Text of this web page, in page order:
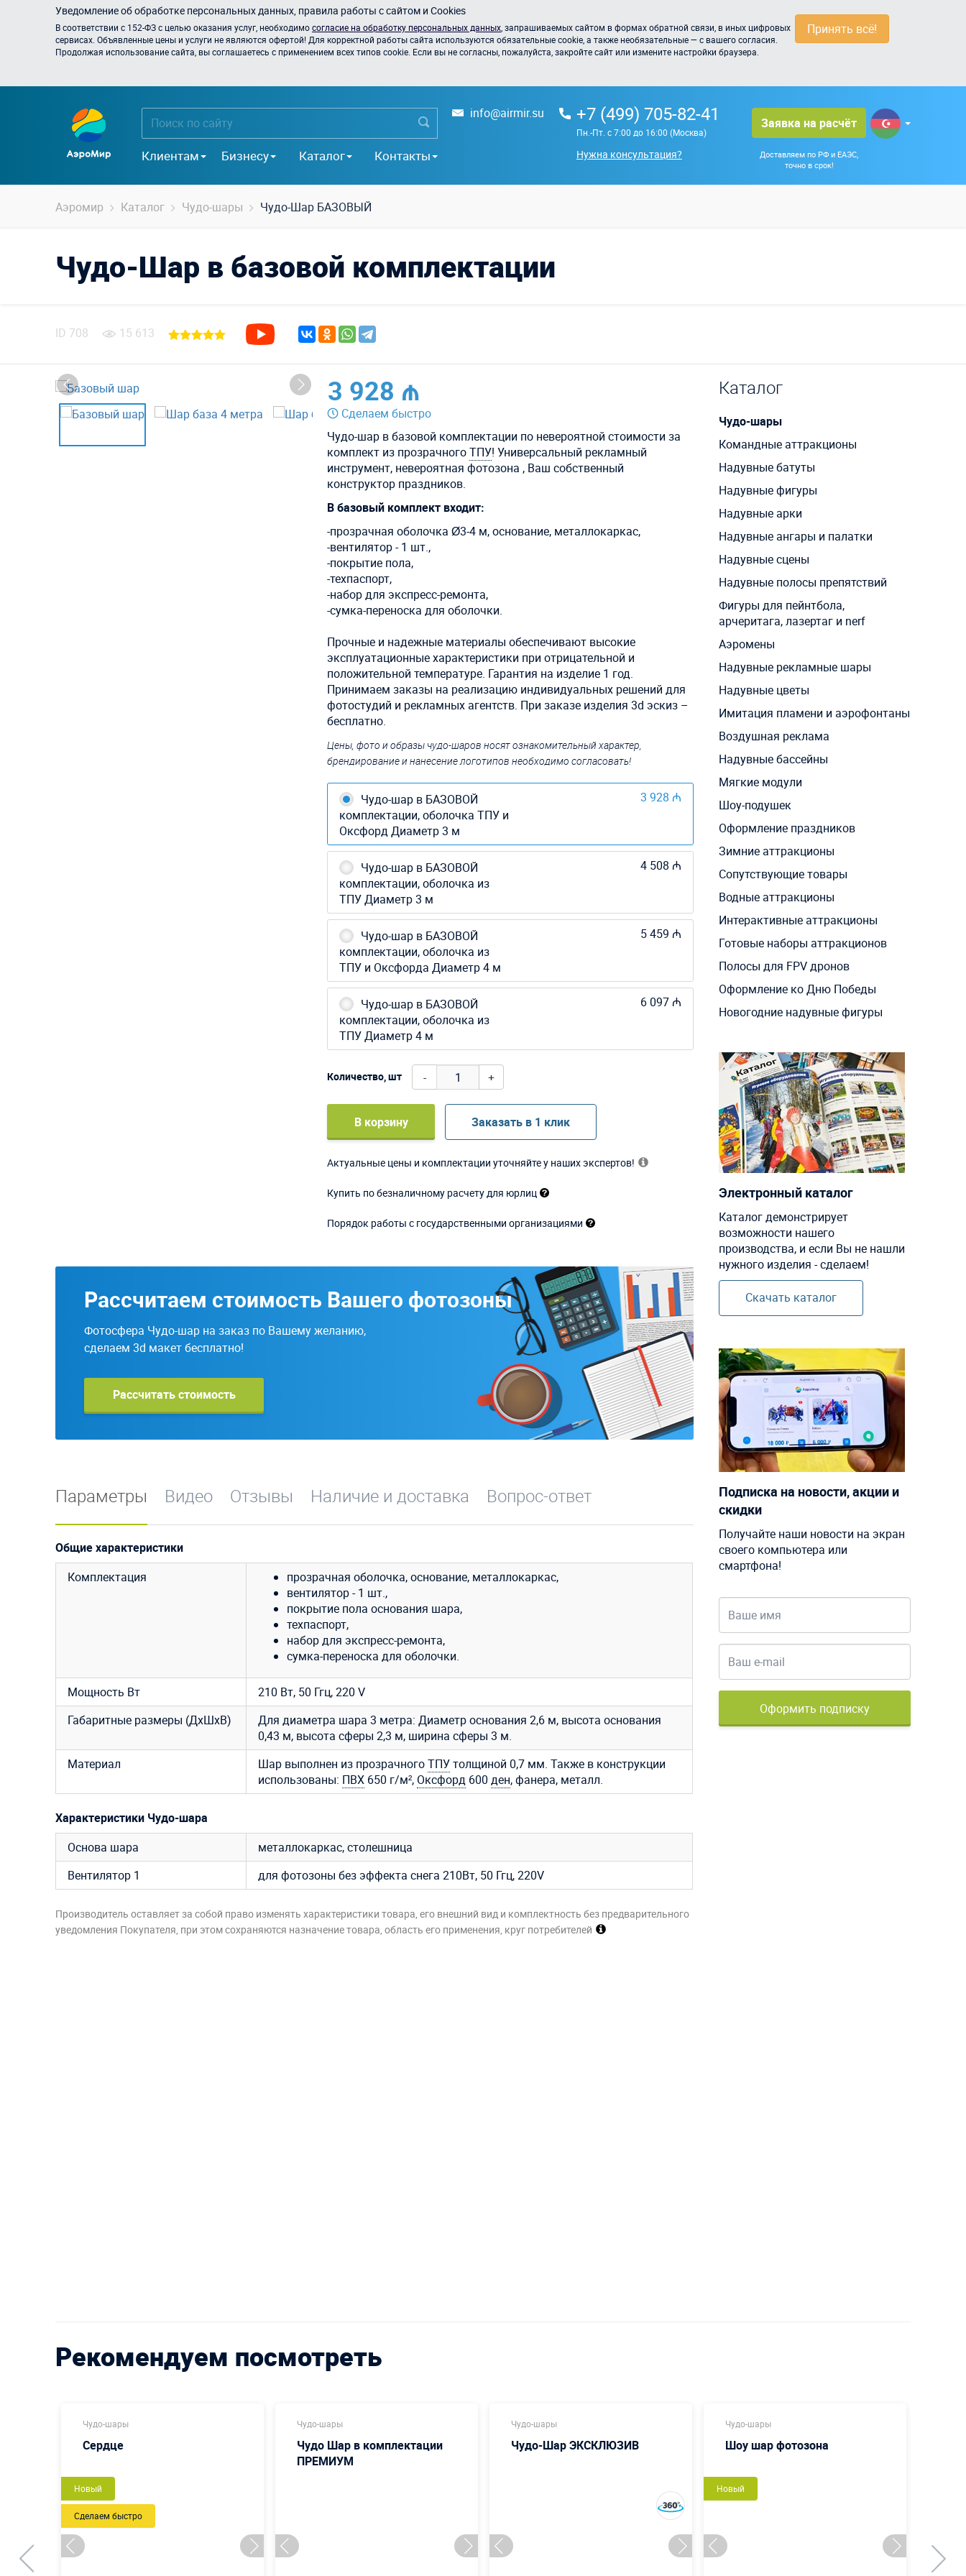
Принять всё!
Уведомление об обработке персональных данных, правила работы с сайтом и Cookies
В соответствии с 152-ФЗ с целью оказания услуг, необходимосогласие на обработку персональных данных , запрашиваемых сайтом в формах обратной связи, в иных цифровых
сервисах. Объявленные цены и услуги не являются офертой! Для корректной работы сайта используются обязательные cookie, а также необязательные — с вашего согласия.
Продолжая использование сайта, вы соглашаетесь с применением всех типов cookie. Если вы не согласны, пожалуйста, закройте сайт или измените настройки браузера.
Клиентам Бизнесу Каталог Контакты
info@airmir.su +7 (499) 705-82-41
Пн.-Пт. с 7:00 до 16:00 (Москва)
Нужна консультация?
Заявка на расчёт
Доставляем по РФ и ЕАЭС,
точно в срок!
Аэромир Каталог Чудо-шары Чудо-Шар БАЗОВЫЙ
Чудо-Шар в базовой комплектации
ID 708 15 613
3 928 ₼
Сделаем быстро
Чудо-шар в базовой комплектации по невероятной стоимости за
комплект из прозрачногоТПУ! Универсальный рекламный
инструмент, невероятная фотозона , Ваш собственный
конструктор праздников.
В базовый комплект входит:
-прозрачная оболочка Ø3-4 м, основание, металлокаркас,
-вентилятор - 1 шт.,
-покрытие пола,
-техпаспорт,
-набор для экспресс-ремонта,
-сумка-переноска для оболочки.
Прочные и надежные материалы обеспечивают высокие
эксплуатационные характеристики при отрицательной и
положительной температуре. Гарантия на изделие 1 год.
Принимаем заказы на реализацию индивидуальных решений для
фотостудий и рекламных агентств. При заказе изделия 3d эскиз –
бесплатно.
Цены, фото и образы чудо-шаров носят ознакомительный характер,
брендирование и нанесение логотипов необходимо согласовать!
Чудо-шар в БАЗОВОЙ
комплектации, оболочка ТПУ и
Оксфорд Диаметр 3 м
3 928 ₼
Чудо-шар в БАЗОВОЙ
комплектации, оболочка из
ТПУ Диаметр 3 м
4 508 ₼
Чудо-шар в БАЗОВОЙ
комплектации, оболочка из
ТПУ и Оксфорда Диаметр 4 м
5 459 ₼
Чудо-шар в БАЗОВОЙ
комплектации, оболочка из
ТПУ Диаметр 4 м
6 097 ₼
Количество, шт - +
В корзину Заказать в 1 клик
Актуальные цены и комплектации уточняйте у наших экспертов!
Купить по безналичному расчету для юрлиц
Порядок работы с государственными организациями
Рассчитаем стоимость Вашего фотозоны
Фотосфера Чудо-шар на заказ по Вашему желанию,
сделаем 3d макет бесплатно!
Рассчитать стоимость
Параметры Видео Отзывы Наличие и доставка Вопрос-ответ
Общие характеристики
Комплектация
прозрачная оболочка, основание, металлокаркас,
вентилятор - 1 шт.,
покрытие пола основания шара,
техпаспорт,
набор для экспресс-ремонта,
сумка-переноска для оболочки.
Мощность Вт
210 Вт, 50 Ггц, 220 V
Габаритные размеры (ДхШхВ)
Для диаметра шара 3 метра: Диаметр основания 2,6 м, высота основания
0,43 м, высота сферы 2,3 м, ширина сферы 3 м.
Материал
Шар выполнен из прозрачногоТПУтолщиной 0,7 мм. Также в конструкции
использованы: ПВХ 650 г/м², Оксфорд 600 ден, фанера, металл.
Характеристики Чудо-шара
Основа шара
металлокаркас, столешница
Вентилятор 1
для фотозоны без эффекта снега 210Вт, 50 Ггц, 220V
Производитель оставляет за собой право изменять характеристики товара, его внешний вид и комплектность без предварительного
уведомления Покупателя, при этом сохраняются назначение товара, область его применения, круг потребителей
Каталог
Чудо-шары
Командные аттракционы
Надувные батуты
Надувные фигуры
Надувные арки
Надувные ангары и палатки
Надувные сцены
Надувные полосы препятствий
Фигуры для пейнтбола,
арчеритага, лазертаг и nerf
Аэромены
Надувные рекламные шары
Надувные цветы
Имитация пламени и аэрофонтаны
Воздушная реклама
Надувные бассейны
Мягкие модули
Шоу-подушек
Оформление праздников
Зимние аттракционы
Сопутствующие товары
Водные аттракционы
Интерактивные аттракционы
Готовые наборы аттракционов
Полосы для FPV дронов
Оформление ко Дню Победы
Новогодние надувные фигуры
Электронный каталог
Каталог демонстрирует
возможности нашего
производства, и если Вы не нашли
нужного изделия - сделаем!
Скачать каталог
Подписка на новости, акции и
скидки
Получайте наши новости на экран
своего компьютера или
смартфона!
Оформить подписку
Рекомендуем посмотреть
Чудо-шары
Сердце
Новый
Сделаем быстро
Чудо-шары
Чудо Шар в комплектации
ПРЕМИУМ
Чудо-шары
Чудо-Шар ЭКСКЛЮЗИВ
Чудо-шары
Шоу шар фотозона
Новый